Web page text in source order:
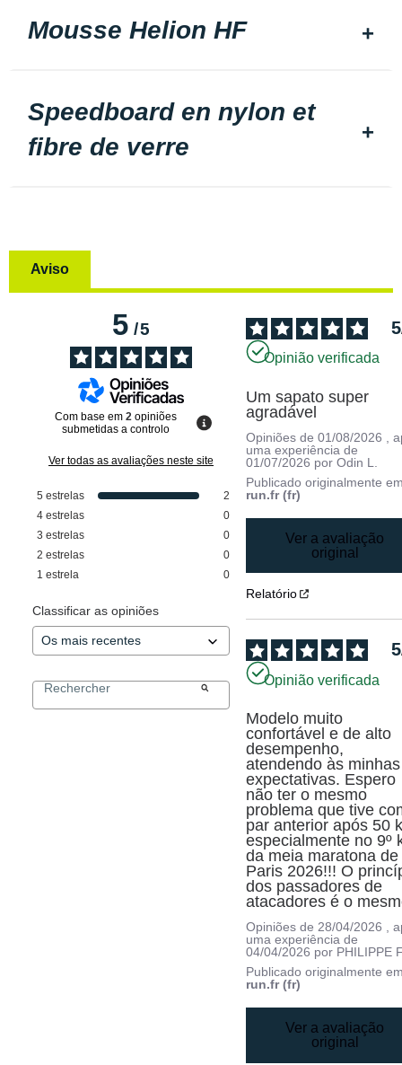
Mousse Helion HF
Speedboard en nylon et
fibre de verre
Aviso
5/5
Com base em 2 opiniões
submetidas a controlo
Ver todas as avaliações neste site
5 estrelas
2
4 estrelas
0
3 estrelas
0
2 estrelas
0
1 estrela 0
Classificar as opiniões
5
Opinião verificada
Um sapato super
agradável
Opiniões de01/08/2026
,
uma experiência de
01/07/2026 porOdin L.
Publicado originalmente
run.fr (fr)
Ver a avaliação
original
Relatório
5
Opinião verificada
Modelo muito
confortável e de alto
desempenho,
atendendo às minhas
expectativas. Espero
não ter o mesmo
problema que tive
par anterior após 50
especialmente no 9º
da meia maratona de
Paris 2026!!! O
dos passadores de
atacadores é o
Opiniões de28/04/2026 ,
uma experiência de
04/04/2026 por PHILIPPE
Publicado originalmente
run.fr (fr)
Ver a avaliação
original